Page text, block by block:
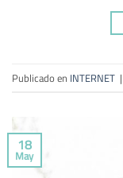
Publicado en INTERNET |
18
May